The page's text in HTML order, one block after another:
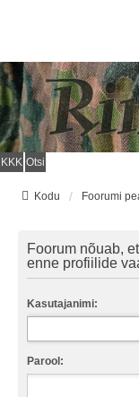
KKK Otsi
Kodu Foorumi
Foorum nõuab,
enne profiilide
Kasutajanimi:
Parool: